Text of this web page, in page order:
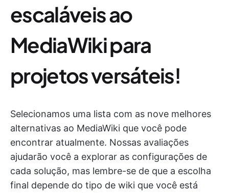
escaláveis ao
MediaWiki para
projetos versáteis!
Selecionamos uma lista com as nove melhores
alternativas ao MediaWiki que você pode
encontrar atualmente. Nossas avaliações
ajudarão você a explorar as configurações de
cada solução, mas lembre-se de que a escolha
final depende do tipo de wiki que você está